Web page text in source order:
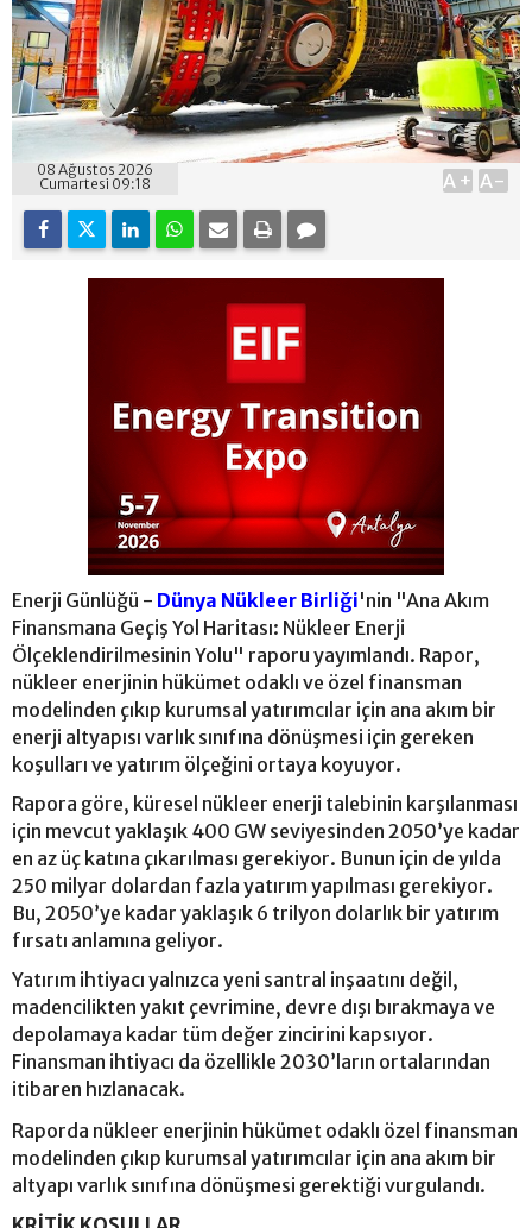
08 Ağustos 2026
Cumartesi 09:18
A+ A-
Enerji Günlüğü - Dünya Nükleer Birliği'nin "Ana Akım
Finansmana Geçiş Yol Haritası: Nükleer Enerji
Ölçeklendirilmesinin Yolu" raporu yayımlandı. Rapor,
nükleer enerjinin hükümet odaklı ve özel finansman
modelinden çıkıp kurumsal yatırımcılar için ana akım bir
enerji altyapısı varlık sınıfına dönüşmesi için gereken
koşulları ve yatırım ölçeğini ortaya koyuyor.
Rapora göre, küresel nükleer enerji talebinin karşılanması
için mevcut yaklaşık 400 GW seviyesinden 2050’ye kadar
en az üç katına çıkarılması gerekiyor. Bunun için de yılda
250 milyar dolardan fazla yatırım yapılması gerekiyor.
Bu, 2050’ye kadar yaklaşık 6 trilyon dolarlık bir yatırım
fırsatı anlamına geliyor.
Yatırım ihtiyacı yalnızca yeni santral inşaatını değil,
madencilikten yakıt çevrimine, devre dışı bırakmaya ve
depolamaya kadar tüm değer zincirini kapsıyor.
Finansman ihtiyacı da özellikle 2030’ların ortalarından
itibaren hızlanacak.
Raporda nükleer enerjinin hükümet odaklı özel finansman
modelinden çıkıp kurumsal yatırımcılar için ana akım bir
altyapı varlık sınıfına dönüşmesi gerektiği vurgulandı.